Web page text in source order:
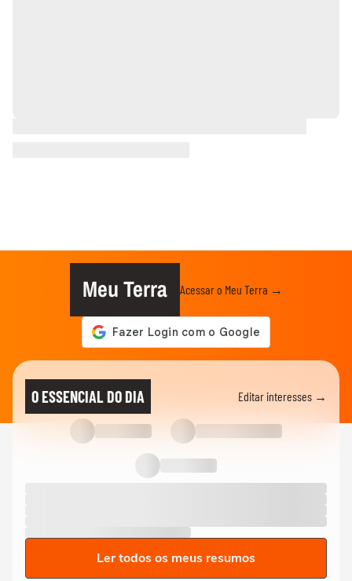
Meu Terra Acessar o Meu Terra →
O ESSENCIAL DO DIA Editar interesses →
Ler todos os meus resumos